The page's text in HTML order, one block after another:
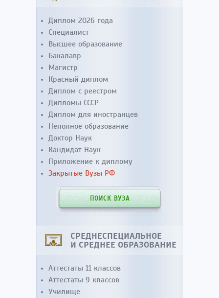
Диплом 2026 года
Специалист
Высшее образование
Бакалавр
Магистр
Красный диплом
Диплом с реестром
Дипломы СССР
Диплом для иностранцев
Неполное образование
Доктор Наук
Кандидат Наук
Приложение к диплому
Закрытые Вузы РФ
ПОИСК ВУЗА
СРЕДНЕСПЕЦИАЛЬНОЕ
И СРЕДНЕЕ ОБРАЗОВАНИЕ
Аттестаты 11 классов
Аттестаты 9 классов
Училище